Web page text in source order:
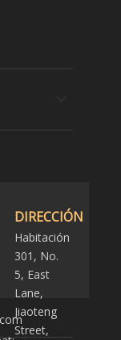
DIRECCIÓN
Habitación
301, No.
5, East
Lane,
Jiaoteng
Street,